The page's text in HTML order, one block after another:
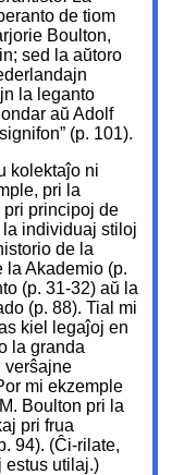
de tiom
Boulton,
sed la aŭtoro
la leganto
aŭ Adolf
(p. 101).
kolektaĵo ni
pri la
pri principoj de
la individuaj stiloj
de la
la Akademio (p.
(p. 31-32) aŭ la
(p. 88). Tial mi
kiel legaĵoj en
la granda
verŝajne
mi ekzemple
Boulton pri la
pri frua
94). (Ĉi-rilate,
estus utilaj.)